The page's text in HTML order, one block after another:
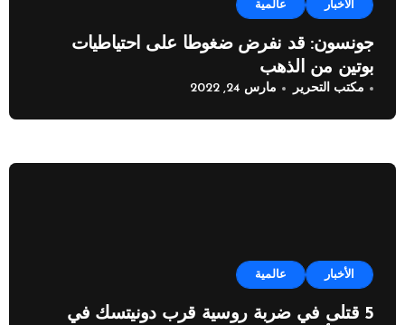
الأخبار عالمية
جونسون: قد نفرض ضغوطا على احتياطيات
بوتين من الذهب
مكتب التحرير مارس 24, 2022
الأخبار عالمية
5 قتلى في ضربة روسية قرب دونيتسك في